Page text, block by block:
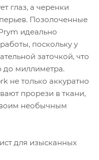
глаз, а черенки
Позолоченные
идеально
поскольку у
заточкой, что
до миллиметра.
не только аккуратно
прорези в ткани,
необычным
для изысканных